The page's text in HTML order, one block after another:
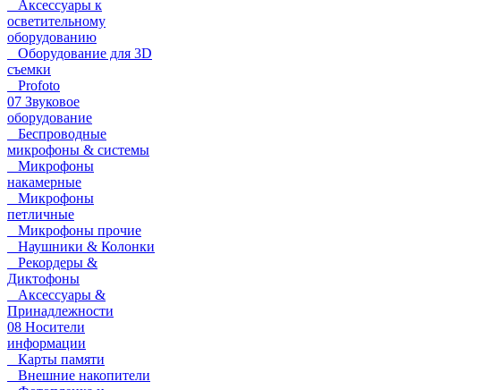
Аксессуары к
осветительному
оборудованию
Оборудование для 3D
съемки
Profoto
07 Звуковое
оборудование
Беспроводные
микрофоны & системы
Микрофоны
накамерные
Микрофоны
петличные
Микрофоны прочие
Наушники & Колонки
Рекордеры &
Диктофоны
Аксессуары &
Принадлежности
08 Носители
информации
Карты памяти
Внешние накопители